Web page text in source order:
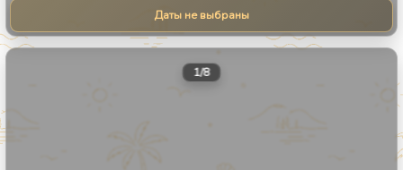
Даты не выбраны
1/8